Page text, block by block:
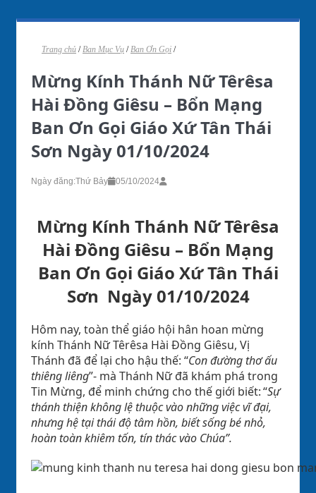
Trang chủ /Ban Mục Vụ /Ban Ơn Gọi /
Mừng Kính Thánh Nữ Têrêsa
Hài Đồng Giêsu – Bổn Mạng
Ban Ơn Gọi Giáo Xứ Tân Thái
Sơn Ngày 01/10/2024
Ngày đăng:Thứ Bảy 05/10/2024
Mừng Kính Thánh NữTêrêsa
Hài Đồng Giêsu – Bổn Mạng
Ban Ơn Gọi Giáo XứTân Thái
Sơn Ngày01/10/2024
Hôm nay, toàn thể giáo hội hân hoan mừng
kính Thánh Nữ Têrêsa Hài Đồng Giêsu, Vị
Thánh đã để lại cho hậu thế: “Con đường thơ ấu
thiêng liêng”- mà Thánh Nữ đã khám phá trong
Tin Mừng, để minh chứng cho thế giới biết: “Sự
thánh thiện không lệ thuộc vào những việc vĩ đại,
nhưng hệ tại thái độ tâm hồn, biết sống bé nhỏ,
hoàn toàn khiêm tốn, tín thác vào Chúa”.